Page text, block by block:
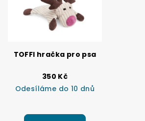
TOFFI hračka pro psa
350 Kč
Odesíláme do 10 dnů